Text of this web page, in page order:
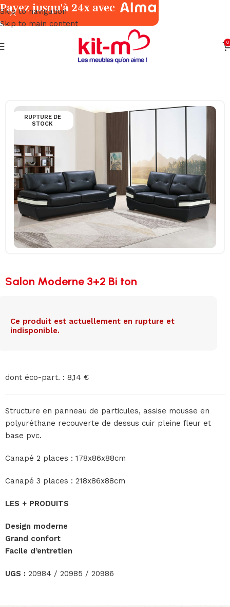
Skip to navigation
Skip to main content
0
Salons & Fauteuils Classiques
RUPTURE DE
STOCK
Salon Moderne 3+2 Bi ton
Ce produit est actuellement en rupture et
indisponible.
dont éco-part. : 8,14 €
Structure en panneau de particules, assise mousse en
polyuréthane recouverte de dessus cuir pleine fleur et
base pvc.
Canapé 2 places : 178x86x88cm
Canapé 3 places : 218x86x88cm
LES + PRODUITS
Design moderne
Grand confort
Facile d’entretien
UGS : 20984 / 20985 / 20986
Payez jusqu'à 24x avec